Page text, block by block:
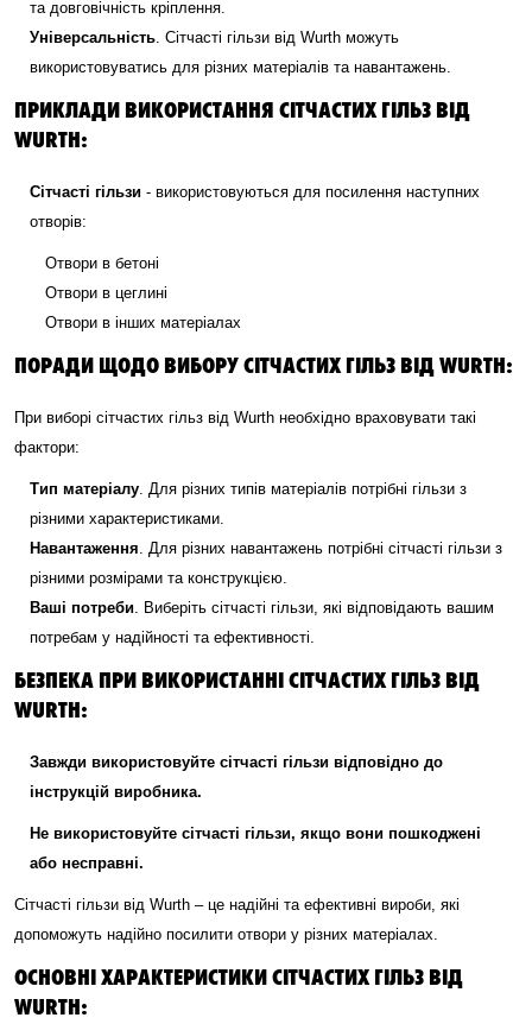
та довговічність кріплення.
Універсальність. Сітчасті гільзи від Wurth можуть
використовуватись для різних матеріалів та навантажень.
ПРИКЛАДИ ВИКОРИСТАННЯ СІТЧАСТИХ ГІЛЬЗ ВІД
WURTH:
Сітчасті гільзи - використовуються для посилення наступних
отворів:
Отвори в бетоні
Отвори в цеглині
Отвори в інших матеріалах
ПОРАДИ ЩОДО ВИБОРУ СІТЧАСТИХ ГІЛЬЗ ВІД WURTH:
При виборі сітчастих гільз від Wurth необхідно враховувати такі
фактори:
Тип матеріалу . Для різних типів матеріалів потрібні гільзи з
різними характеристиками.
Навантаження . Для різних навантажень потрібні сітчасті гільзи з
різними розмірами та конструкцією.
Ваші потреби . Виберіть сітчасті гільзи, які відповідають вашим
потребам у надійності та ефективності.
БЕЗПЕКА ПРИ ВИКОРИСТАННІ СІТЧАСТИХ ГІЛЬЗ ВІД
WURTH:
Завжди використовуйте сітчасті гільзи відповідно до
інструкцій виробника.
Не використовуйте сітчасті гільзи, якщо вони пошкоджені
або несправні.
Сітчасті гільзи від Wurth – це надійні та ефективні вироби, які
допоможуть надійно посилити отвори у різних матеріалах.
ОСНОВНІ ХАРАКТЕРИСТИКИ СІТЧАСТИХ ГІЛЬЗ ВІД
WURTH: